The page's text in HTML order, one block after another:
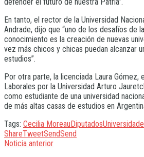
En tanto, el rector de la Universidad
Andrade, dijo que “uno de los desafíos de
conocimiento es la creación de nuevas
vez más chicos y chicas puedan alcanzar
estudios”.
Por otra parte, la licenciada Laura Gómez,
Laborales por la Universidad Arturo
como estudiante de una universidad
de más altas casas de estudios en
Tags: Cecilia MoreauDiputados
ShareTweetSendSend
Noticia anterior